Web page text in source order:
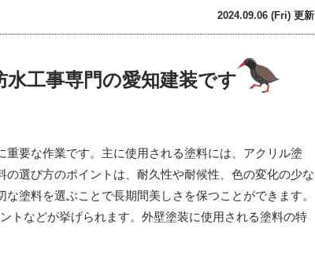
2024.09.06 (Fri) 更新
工事専門の愛知建装です
要な作業です。主に使用される塗料には、アクリル塗
選び方のポイントは、耐久性や耐候性、色の変化の少な
塗料を選ぶことで長期間美しさを保つことができます。
トなどが挙げられます。外壁塗装に使用される塗料の特